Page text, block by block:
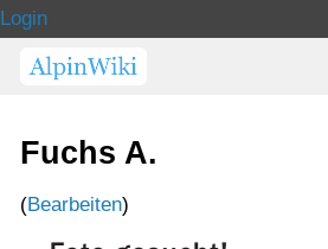
Login
Fuchs A.
(Bearbeiten)